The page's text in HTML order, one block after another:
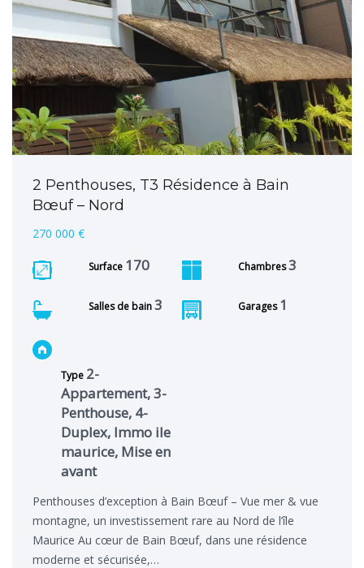
2 Penthouses, T3 Résidence à Bain
Bœuf – Nord
270 000 €
Surface 170 Chambres3
Salles de bain3 Garages 1
Type 2-
Appartement, 3-
Penthouse, 4-
Duplex, Immo ile
maurice, Mise en
avant
Penthouses d’exception à Bain Bœuf – Vue mer & vue
montagne, un investissement rare au Nord de l’île
Maurice Au cœur de Bain Bœuf, dans une résidence
moderne et sécurisée,…